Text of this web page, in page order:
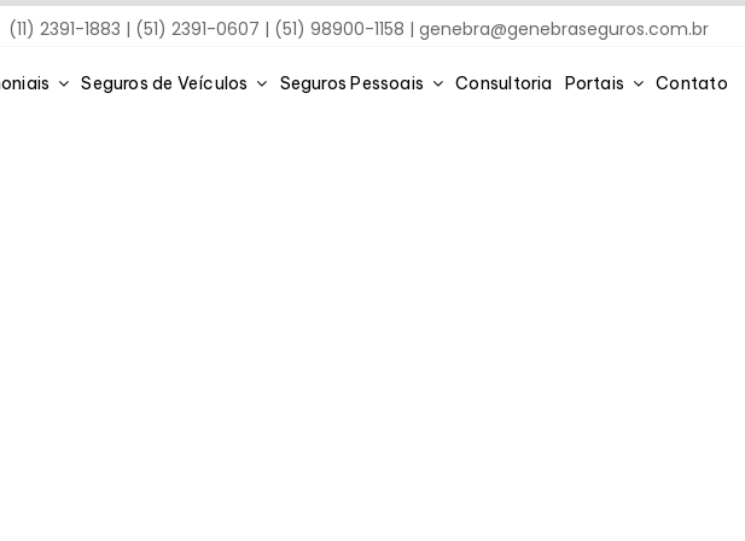
(11) 2391-1883 | (51) 2391-0607 | (51) 98900-1158 |genebra@genebraseguros.com.br
Seguros de Veículos Seguros Pessoais Consultoria Portais Contato